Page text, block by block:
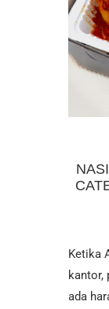
Ketika
kantor,
ada